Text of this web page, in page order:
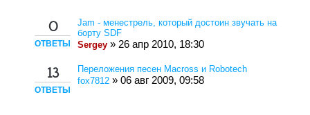
0
ОТВЕТЫ
Jam - менестрель, который достоин звучать на
борту SDF
Sergey » 26 апр 2010, 18:30
13
ОТВЕТЫ
Переложения песен Macross и Robotech
fox7812 » 06 авг 2009, 09:58